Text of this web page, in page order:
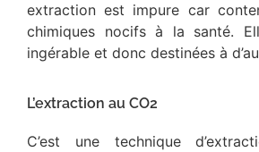
extraction est impure car
chimiques nocifs à la santé.
ingérable et donc destinées à
L’extraction au CO2
C’est une technique